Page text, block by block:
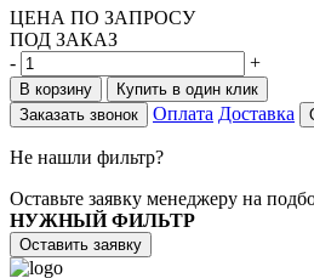
ЦЕНА ПО ЗАПРОСУ
ПОД ЗАКАЗ
-
+
В корзину
Купить в один клик
Заказать звонок
Оплата Доставка
Не нашли фильтр?
Оставьте заявку менеджеру на
НУЖНЫЙ ФИЛЬТР
Оставить заявку